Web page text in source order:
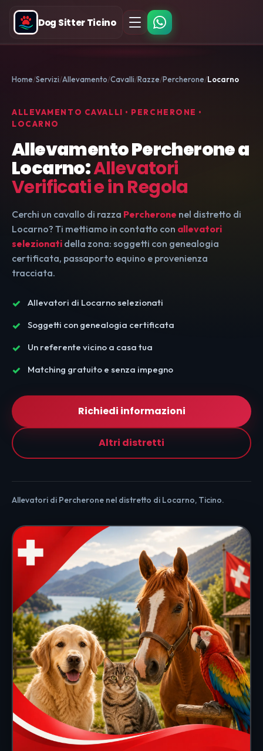
Dog Sitter Ticino
Home Servizi Allevamento Cavalli Razze Percherone Locarno
ALLEVAMENTO CAVALLI • PERCHERONE •
LOCARNO
Allevamento Percherone a
Locarno:Allevatori
Verificati e in Regola
Cerchi un cavallo di razza Percherone nel distretto di
Locarno? Ti mettiamo in contatto con allevatori
selezionati della zona: soggetti con genealogia
certificata, passaporto equino e provenienza
tracciata.
Allevatori di Locarno selezionati
Soggetti con genealogia certificata
Un referente vicino a casa tua
Matching gratuito e senza impegno
Richiedi informazioni
Altri distretti
Allevatori di Percherone nel distretto di Locarno, Ticino.